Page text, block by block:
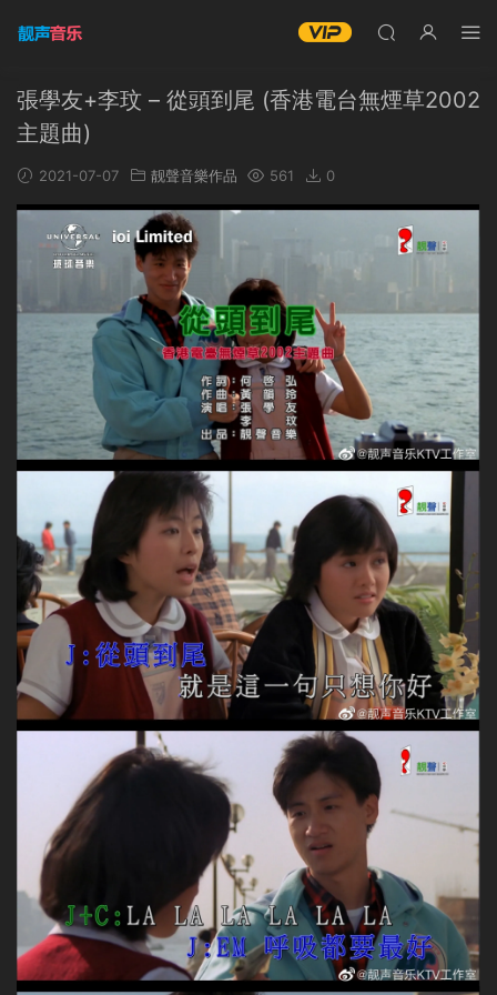
張學友+李玟 – 從頭到尾 (香港電台無煙草2002
主題曲)
2021-07-07 靓聲音樂作品 561 0